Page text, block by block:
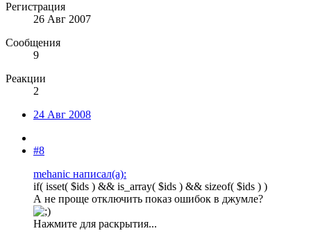
Регистрация
26 Авг 2007
Сообщения
9
Реакции
2
24 Авг 2008
#8
mehanic написал(а):
if( isset( $ids ) && is_array( $ids ) && sizeof( $ids ) )
А не проще отключить показ ошибок в джумле?
Нажмите для раскрытия...